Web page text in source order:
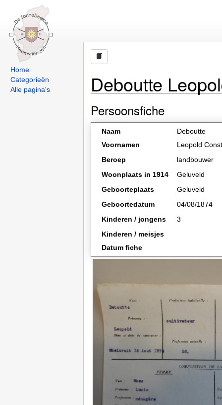
Home
Categorieën
Alle pagina's
Deboutte
Persoonsfiche
Naam
Deboutte
Voornamen
Leopold
Beroep
landbouwer
Woonplaats in 1914
Geluveld
Geboorteplaats
Geluveld
Geboortedatum
04/08/1874
Kinderen / jongens
3
Kinderen / meisjes
Datum fiche